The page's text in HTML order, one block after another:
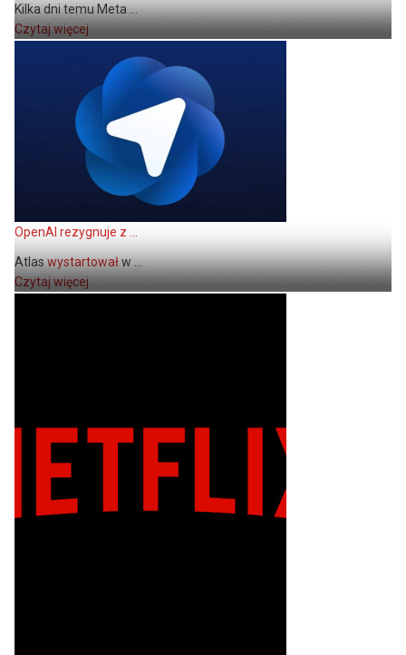
Kilka dni temu Meta ...
Czytaj więcej
OpenAI rezygnuje z ...
Atlaswystartowałw ...
Czytaj więcej